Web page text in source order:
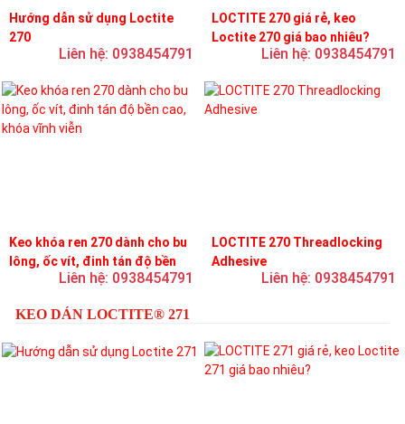
Hướng dẫn sử dụng Loctite
270
Liên hệ: 0938454791
LOCTITE 270 giá rẻ, keo
Loctite 270 giá bao nhiêu?
Liên hệ: 0938454791
Keo khóa ren 270 dành cho bu
lông, ốc vít, đinh tán độ bền
cao, khóa vĩnh viễn
Liên hệ: 0938454791
LOCTITE 270 Threadlocking
Adhesive
Liên hệ: 0938454791
KEO DÁN LOCTITE® 271